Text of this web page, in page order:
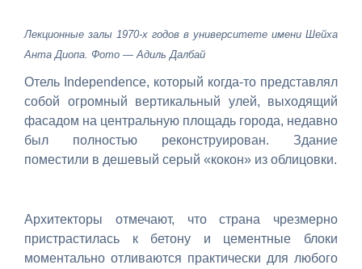
Лекционные залы 1970-х годов в университете имени Шейха
Анта Диопа. Фото — Адиль Далбай
Отель Independence, который когда-то представлял
собой огромный вертикальный улей, выходящий
фасадом на центральную площадь города, недавно
был полностью реконструирован. Здание
поместили в дешевый серый «кокон» из облицовки.
Архитекторы отмечают, что страна чрезмерно
пристрастилась к бетону и цементные блоки
моментально отливаются практически для любого